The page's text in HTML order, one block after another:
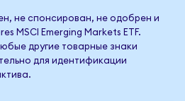
не спонсирован, не одобрен и
MSCI Emerging Markets ETF.
другие товарные знаки
для идентификации